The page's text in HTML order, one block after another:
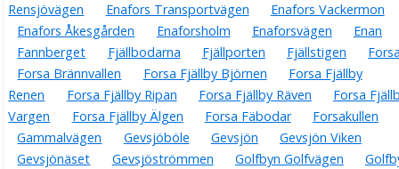
Rensjövägen
Enafors Transportvägen
Enafors Vackermon
Enafors Åkesgården
Enaforsholm Enaforsvägen
Enan
Fannberget
Fjällbodarna Fjällporten Fjällstigen
Forsa Brännvallen
Forsa Fjällby Björnen
Forsa Fjällby
Renen
Forsa Fjällby Ripan Forsa Fjällby Räven
Forsa
Vargen
Forsa Fjällby Älgen Forsa Fäbodar
Forsakullen
Gammalvägen
Gevsjöböle Gevsjön
Gevsjön Viken
Gevsjönäset
Gevsjöströmmen Golfbyn Golfvägen